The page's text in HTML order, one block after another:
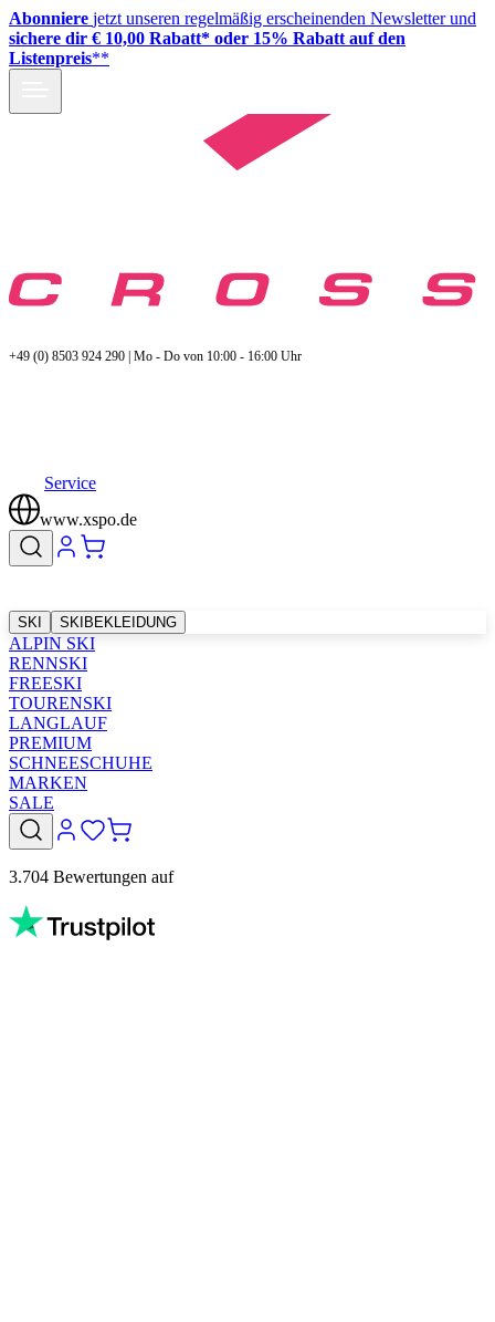
Abonniere jetzt unseren regelmäßig erscheinenden Newsletter und
sichere dir € 10,00 Rabatt* oder 15% Rabatt auf den
Listenpreis**
+49 (0) 8503 924 290 | Mo - Do von 10:00 - 16:00 Uhr
Service
www.xspo.de
SKI SKIBEKLEIDUNG
ALPIN SKI
RENNSKI
FREESKI
TOURENSKI
LANGLAUF
PREMIUM
SCHNEESCHUHE
MARKEN
SALE
3.704 Bewertungen auf